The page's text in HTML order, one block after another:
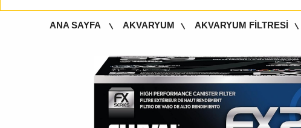
ANA SAYFA AKVARYUM AKVARYUM FİLTRESİ